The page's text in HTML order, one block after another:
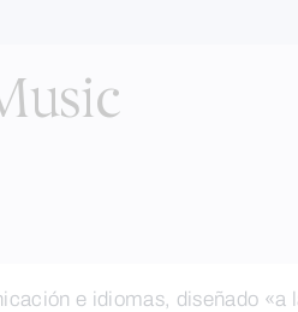
e idiomas, diseñado «a